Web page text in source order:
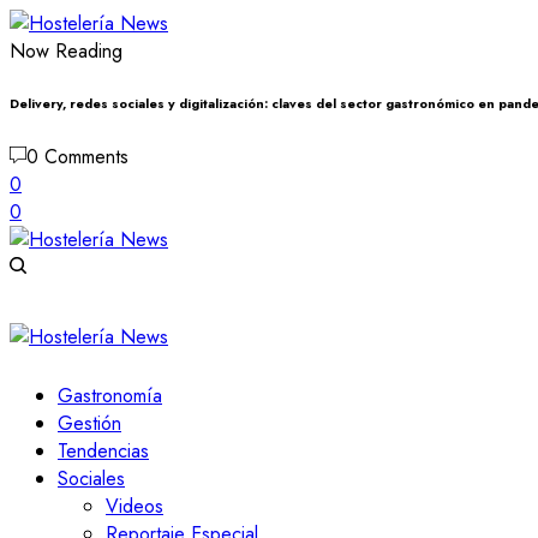
Now Reading
Delivery, redes sociales y digitalización: claves del sector gastronómico en
0 Comments
0
0
Gastronomía
Gestión
Tendencias
Sociales
Videos